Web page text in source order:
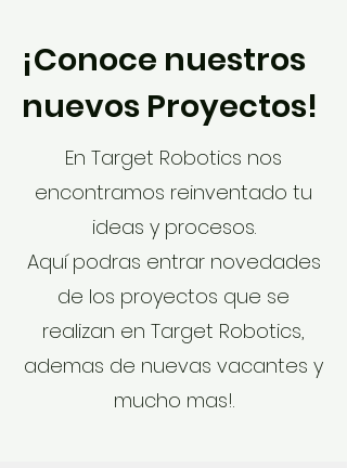
¡Conoce nuestros
nuevos Proyectos!
En Target Robotics nos
encontramos reinventado tu
ideas y procesos.
Aquípodras entrar novedades
de los proyectos que se
realizan en Target Robotics,
ademas de nuevas vacantes y
mucho mas!.